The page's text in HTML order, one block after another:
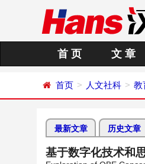
首 页 文 章
首页 人文社科 教
最新文章 历史文章
基于数字化技术和